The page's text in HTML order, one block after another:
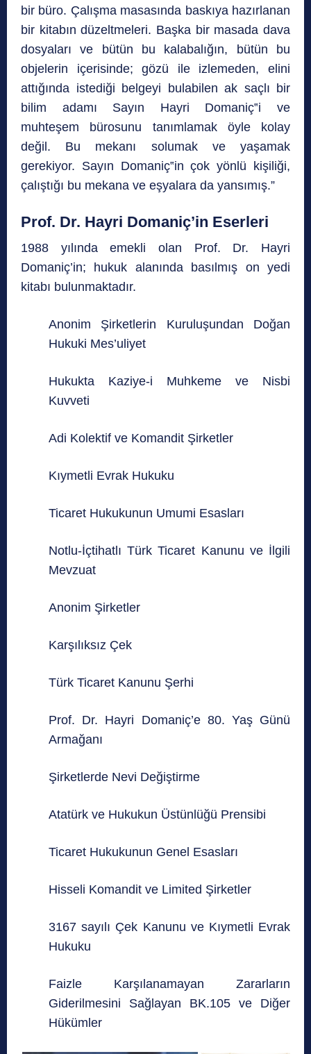
bir büro. Çalışma masasında baskıya hazırlanan
bir kitabın düzeltmeleri. Başka bir masada dava
dosyaları ve bütün bu kalabalığın, bütün bu
objelerin içerisinde; gözü ile izlemeden, elini
attığında istediği belgeyi bulabilen ak saçlı bir
bilim adamı Sayın Hayri Domaniç‟i ve
muhteşem bürosunu tanımlamak öyle kolay
değil. Bu mekanı solumak ve yaşamak
gerekiyor. Sayın Domaniç‟in çok yönlü kişiliği,
çalıştığı bu mekana ve eşyalara da yansımış.”
Prof. Dr. Hayri Domaniç’in Eserleri
1988 yılında emekli olan Prof. Dr. Hayri
Domaniç’in; hukuk alanında basılmış on yedi
kitabı bulunmaktadır.
Anonim Şirketlerin Kuruluşundan Doğan
Hukuki Mes’uliyet
Hukukta Kaziye-i Muhkeme ve Nisbi
Kuvveti
Adi Kolektif ve Komandit Şirketler
Kıymetli Evrak Hukuku
Ticaret Hukukunun Umumi Esasları
Notlu-İçtihatlı Türk Ticaret Kanunu ve İlgili
Mevzuat
Anonim Şirketler
Karşılıksız Çek
Türk Ticaret Kanunu Şerhi
Prof. Dr. Hayri Domaniç’e 80. Yaş Günü
Armağanı
Şirketlerde Nevi Değiştirme
Atatürk ve Hukukun Üstünlüğü Prensibi
Ticaret Hukukunun Genel Esasları
Hisseli Komandit ve Limited Şirketler
3167 sayılı Çek Kanunu ve Kıymetli Evrak
Hukuku
Faizle Karşılanamayan Zararların
Giderilmesini Sağlayan BK.105 ve Diğer
Hükümler